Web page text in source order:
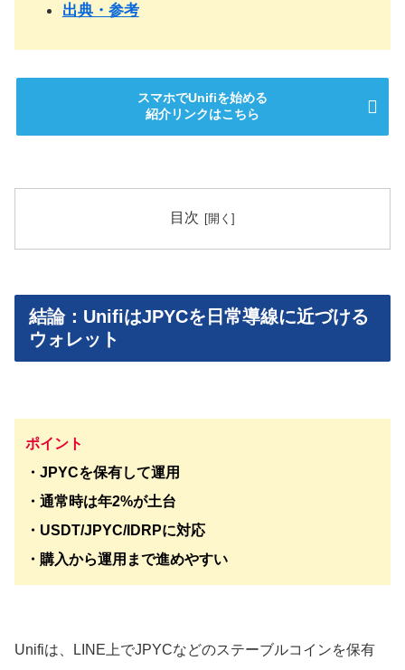
出典・参考
スマホでUnifiを始める
紹介リンクはこちら
目次
結論：UnifiはJPYCを日常導線に近づける
ウォレット
ポイント
・JPYCを保有して運用
・通常時は年2%が土台
・USDT/JPYC/IDRPに対応
・購入から運用まで進めやすい
Unifiは、LINE上でJPYCなどのステーブルコインを保有